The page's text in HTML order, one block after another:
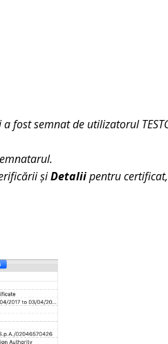
semnat de utilizatorul
șiDetaliipentru